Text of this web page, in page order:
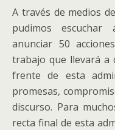
A través de medios
pudimos
anunciar 50
trabajo que llevará a
frente de esta
promesas,
discurso. Para
recta final de esta